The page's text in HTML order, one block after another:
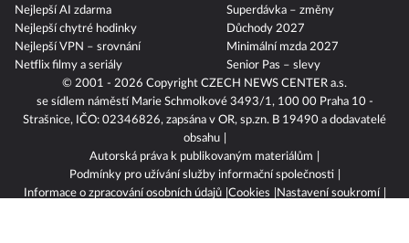
© 2001 - 2026 Copyright CZECH NEWS CENTER a.s.
se sídlem náměstí Marie Schmolkové 3493/1, 100 00 Praha 10 -
Strašnice, IČO: 02346826, zapsána v OR, sp.zn. B 19490 a dodavatelé
obsahu
Autorská práva k publikovaným materiálům
Podmínky pro užívání služby informační společnosti
Informace o zpracování osobních údajů Cookies
Nastavení soukromí
Nejlepší AI zdarma
Nejlepší chytré hodinky
Nejlepší VPN – srovnání
Netflix filmy a seriály
Superdávka – změny
Důchody 2027
Minimální mzda 2027
Senior Pas – slevy